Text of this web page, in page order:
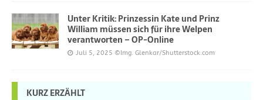
Unter Kritik: Prinzessin Kate und Prinz
William müssen sich für ihre Welpen
verantworten – OP-Online
Juli 5, 2025 ©Img. Glenkar/Shutterstock.com
KURZ ERZÄHLT